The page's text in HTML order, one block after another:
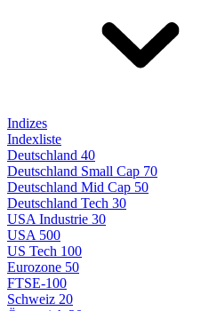
Indizes
Indexliste
Deutschland 40
Deutschland Small Cap 70
Deutschland Mid Cap 50
Deutschland Tech 30
USA Industrie 30
USA 500
US Tech 100
Eurozone 50
FTSE-100
Schweiz 20